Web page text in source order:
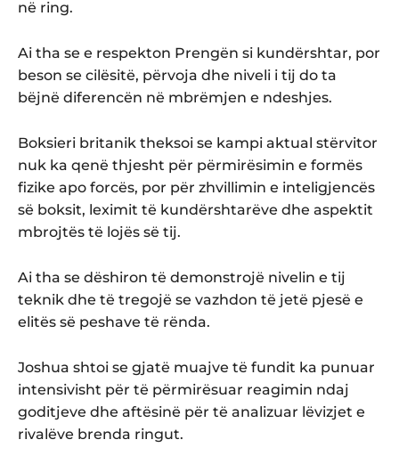
në ring.
Ai tha se e respekton Prengën si kundërshtar, por
beson se cilësitë, përvoja dhe niveli i tij do ta
bëjnë diferencën në mbrëmjen e ndeshjes.
Boksieri britanik theksoi se kampi aktual stërvitor
nuk ka qenë thjesht për përmirësimin e formës
fizike apo forcës, por për zhvillimin e inteligjencës
së boksit, leximit të kundërshtarëve dhe aspektit
mbrojtës të lojës së tij.
Ai tha se dëshiron të demonstrojë nivelin e tij
teknik dhe të tregojë se vazhdon të jetë pjesë e
elitës së peshave të rënda.
Joshua shtoi se gjatë muajve të fundit ka punuar
intensivisht për të përmirësuar reagimin ndaj
goditjeve dhe aftësinë për të analizuar lëvizjet e
rivalëve brenda ringut.